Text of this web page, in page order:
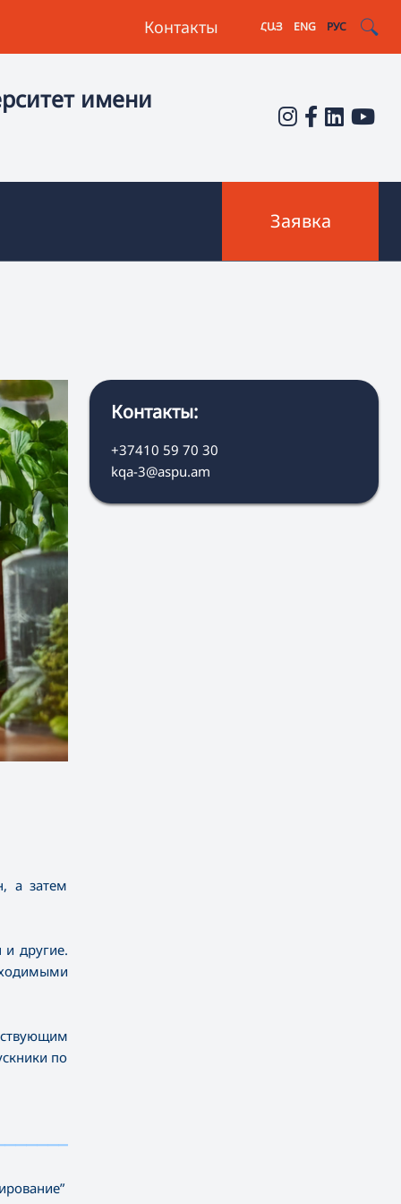
Контакты ՀԱՅ ENG РУС
имени
Заявка
а затем
и другие.
по
Контакты:
+37410 59 70 30
kqa-3@aspu.am